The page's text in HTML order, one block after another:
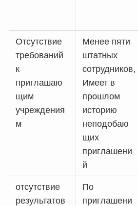
Отсутствие
требований
к
приглашаю
щим
учреждения
м
Менее пяти
штатных
сотрудников,
Имеет в
прошлом
историю
неподобаю
щих
приглашени
й
отсутствие
результатов
По
приглашени